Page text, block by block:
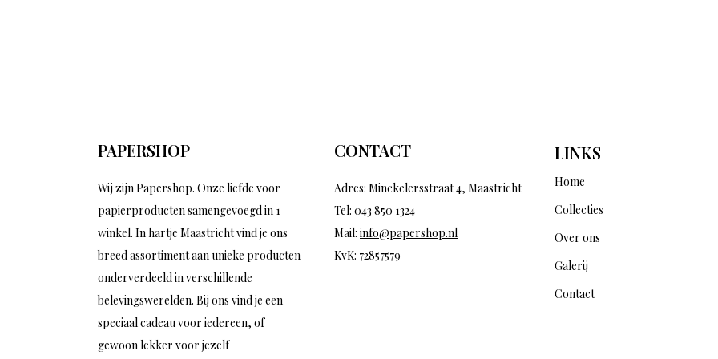
PAPERSHOP
Wij zijn Papershop. Onze liefde voor
papierproducten samengevoegd in 1
winkel. In hartje Maastricht vind je ons
breed assortiment aan unieke producten
onderverdeeld in verschillende
belevingswerelden. Bij ons vind je een
speciaal cadeau voor iedereen, of
gewoon lekker voor jezelf
CONTACT
Adres: Minckelersstraat 4, Maastricht
Tel: 043 850 1324
Mail: info@papershop.nl
KvK: 72857579
LINKS
Home
Collecties
Over ons
Galerij
Contact